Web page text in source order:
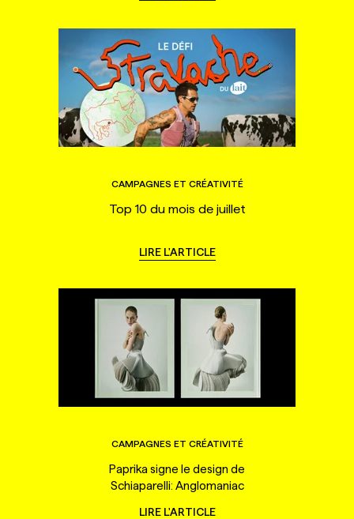
CAMPAGNES ET CRÉATIVITÉ
Top 10 du mois de juillet
LIRE L'ARTICLE
CAMPAGNES ET CRÉATIVITÉ
Paprika signe le design de
Schiaparelli: Anglomaniac
LIRE L'ARTICLE